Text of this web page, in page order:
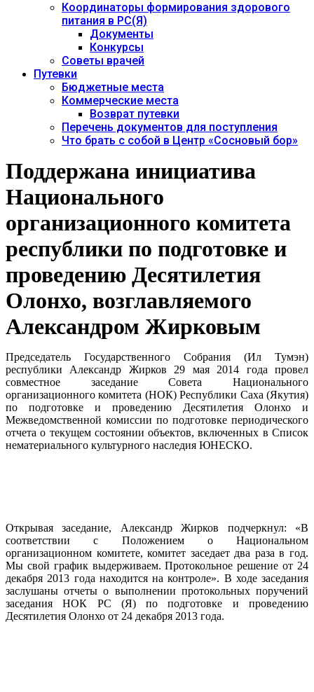
Координаторы формирования здорового
питания в РС(Я)
Документы
Конкурсы
Советы врачей
Путевки
Бюджетные места
Коммерческие места
Возврат путевки
Перечень документов для поступления
Что брать с собой в Центр «Сосновый бор»
Поддержана инициатива
Национального
организационного комитета
республики по подготовке и
проведению Десятилетия
Олонхо, возглавляемого
Александром Жирковым
Председатель Государственного Собрания (Ил Тумэн)
республики Александр Жирков 29 мая 2014 года провел
совместное заседание Совета Национального
организационного комитета (НОК) Республики Саха (Якутия)
по подготовке и проведению Десятилетия Олонхо и
Межведомственной комиссии по подготовке периодического
отчета о текущем состоянии объектов, включенных в Список
нематериального культурного наследия ЮНЕСКО.
Открывая заседание, Александр Жирков подчеркнул: «В
соответствии с Положением о Национальном
организационном комитете, комитет заседает два раза в год.
Мы свой график выдерживаем. Протокольное решение от 24
декабря 2013 года находится на контроле». В ходе заседания
заслушаны отчеты о выполнении протокольных поручений
заседания НОК PC (Я) по подготовке и проведению
Десятилетия Олонхо от 24 декабря 2013 года.